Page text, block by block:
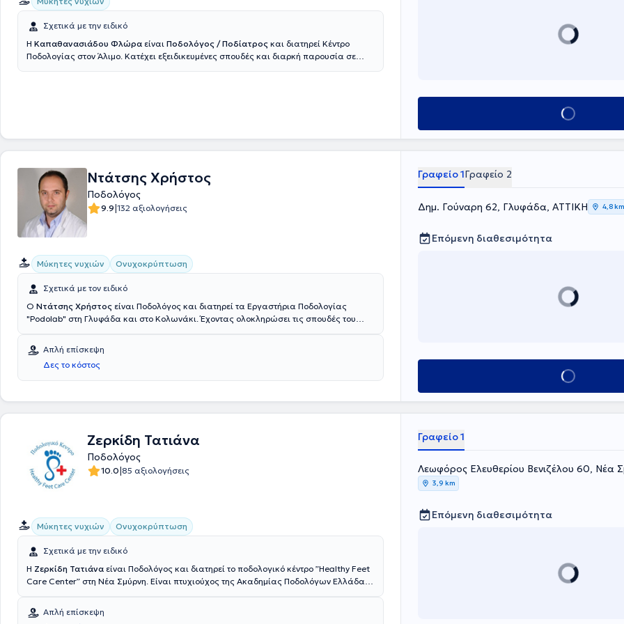
Σχετικά με την ειδικό
Η Καπαθανασιάδου Φλώρα είναι Ποδολόγος / Ποδίατρος και διατηρεί Κέντρο
Ποδολογίας στον Άλιμο. Κατέχει εξειδικευμένες σπουδές και διαρκή παρουσία σε
Κλείσε ραντεβού
Ντάτσης Χρήστος
Ποδολόγος
9.9|132 αξιολογήσεις
Μύκητες νυχιών Ονυχοκρύπτωση
Σχετικά με τον ειδικό
Ο Ντάτσης Χρήστος είναι Ποδολόγος και διατηρεί τα Εργαστήρια Ποδολογίας
"Podolab" στη Γλυφάδα και στο Κολωνάκι. Έχοντας ολοκληρώσει τις σπουδές του
Αθήνα, που λειτουργεί ήδη από το 1985. Ως ποδολόγος αντιμετωπίζει παθήσεις όπως
ονυχοκρυπτώσεις, κάλους, μύκητες, μυρηγκιές και διαχειρίζεται επιπλοκές στο
διαβητικό πόδι, πελματιαίες ψωριάσεις και ανατομικές δυσμορφίες. Τέλος, είναι
μέλος του Σωματείου Ποδολόγων Ελλάδας και της Εταιρείας Μελέτης Παθήσεων
Απλή επίσκεψη
Δες το κόστος
Γραφείο 1Γραφείο 2
Δημ. Γούναρη 62, Γλυφάδα, ΑΤΤΙΚΗ 4,8 km
Επόμενη διαθεσιμότητα
Κλείσε ραντεβού
Ζερκίδη Τατιάνα
Ποδολόγος
10.0|85 αξιολογήσεις
Μύκητες νυχιών Ονυχοκρύπτωση
Σχετικά με την ειδικό
Η Ζερκίδη Τατιάνα είναι Ποδολόγος και διατηρεί το ποδολογικό κέντρο ”Healthy Feet
Care Center” στη Νέα Σμύρνη. Είναι πτυχιούχος της Ακαδημίας Ποδολόγων Ελλάδας
Διαβητικού Ποδιού. Χρησιμοποιώντας τις πλέον σύγχρονες μεθόδους και τεχνικές
αντιμετωπίζει όλες τις παθήσεις των κάτω άκρων ανώδυνα με αποστειρωμένα
Απλή επίσκεψη
Γραφείο 1
Λεωφόρος Ελευθερίου Βενιζέλου 60, Νέα
3,9 km
Επόμενη διαθεσιμότητα